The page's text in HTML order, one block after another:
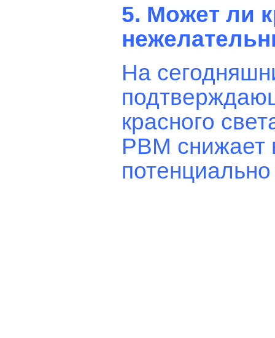
5. Может ли
На
красного
PBM снижает